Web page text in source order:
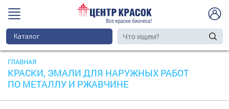
Каталог
ГЛАВНАЯ
КРАСКИ, ЭМАЛИ ДЛЯ НАРУЖНЫХ РАБОТ
ПО МЕТАЛЛУ И РЖАВЧИНЕ